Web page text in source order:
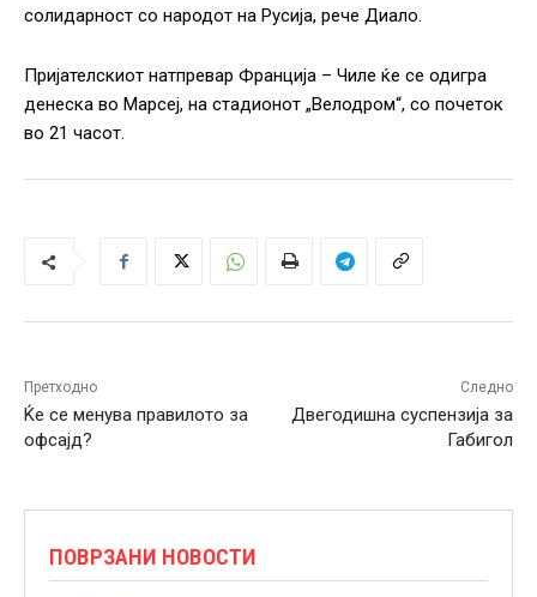
солидарност со народот на Русија, рече Диало.
Пријателскиот натпревар Франција – Чиле ќе се одигра
денеска во Марсеј, на стадионот „Велодром“, со почеток
во 21 часот.
Претходно
Ќе се менува правилото за
офсајд?
Следно
Двегодишна суспензија за
Габигол
ПОВРЗАНИ НОВОСТИ